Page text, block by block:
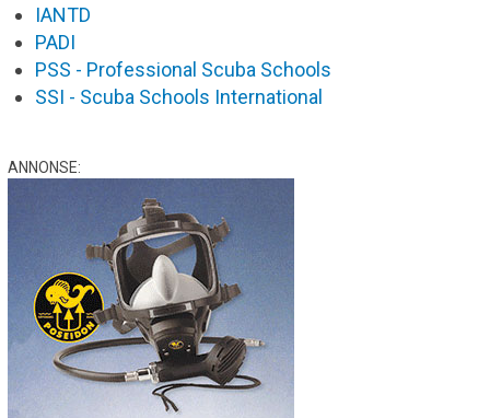
IANTD
PADI
PSS - Professional Scuba Schools
SSI - Scuba Schools International
ANNONSE: